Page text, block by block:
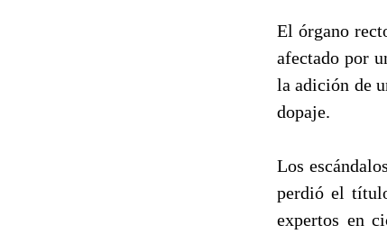
El órgano
afectado por
la adición de
dopaje.
Los
perdió el
expertos en